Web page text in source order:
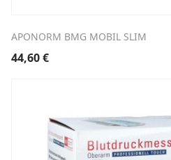
APONORM BMG MOBIL SLIM
44,60€